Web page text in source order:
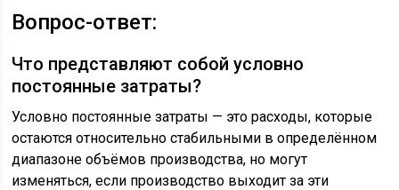
Вопрос-ответ:
Что представляют собой условно
постоянные затраты?
Условно постоянные затраты — это расходы, которые
остаются относительно стабильными в определённом
диапазоне объёмов производства, но могут
изменяться, если производство выходит за эти